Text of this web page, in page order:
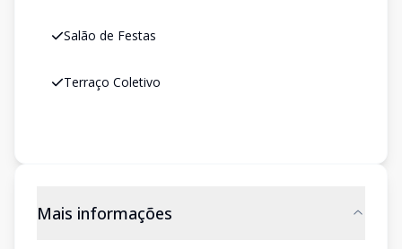
Salão de Festas
Terraço Coletivo
Mais informações